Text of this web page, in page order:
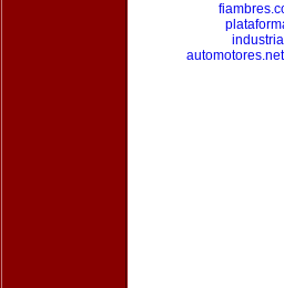
automotores.net